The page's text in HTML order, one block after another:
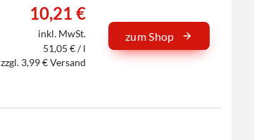
10,21 €
inkl. MwSt.
51,05 € / l
zzgl. 3,99 € Versand
zum Shop